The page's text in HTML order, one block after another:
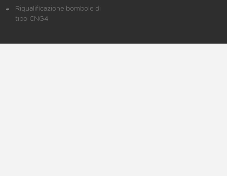
Riqualificazione bombole di
tipo CNG4